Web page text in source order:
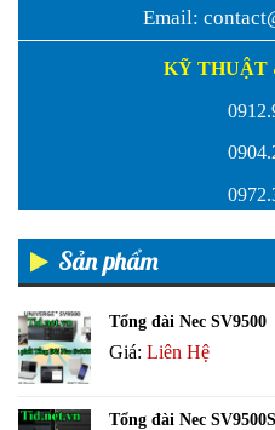
Email:
KỸ THUẬT
Sản phẩm
Tổng đài Nec SV9500
Giá: Liên Hệ
Tổng đài Nec